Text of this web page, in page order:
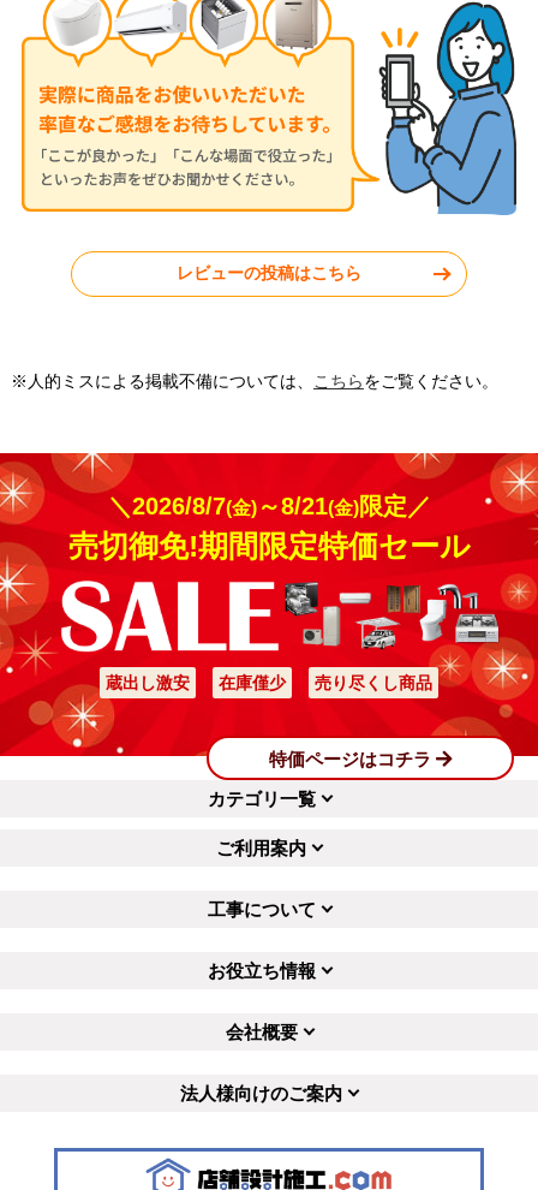
コロナ ルームエアコン RC-
V2826R-W
神奈川県秦野市
三菱 ルームエアコン MSZ-
JXV2526-W
東京都小平市
工事実績をもっと見る
レビューの投稿はこちら
※人的ミスによる掲載不備については、 こちらをご覧ください。
＼2026/8/7(金)～8/21(金)限定／
売切御免!期間限定特価セール
蔵出し激安 在庫僅少 売り尽くし商品
特価ページはコチラ
カテゴリ一覧
ご利用案内
工事について
お役立ち情報
会社概要
法人様向けのご案内